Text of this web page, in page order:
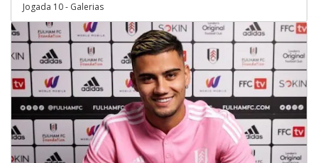
Jogada 10 - Galerias